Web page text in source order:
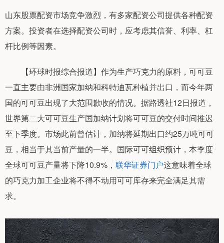
山东股票配资市场竞争激烈，有多家配资公司提供各种配资
方案。投资者在选择配资公司时，应考虑其信誉、利率、杠
杆比例等因素。
【环球时报综合报道】作为生产巧克力的原料，可可豆
一直主要由非洲国家加纳和科特迪瓦种植并出口，而今年两
国的可可豆出现了大范围歉收的情况。据路透社12日报道，
世界第二大可可豆生产国加纳计划将可可豆的交付时间推迟
至下季度。市场此前曾估计，加纳将延期出口约25万吨可可
豆，相当于其当前产量的一半。国际可可组织预计，本季度
全球可可豆产量将下降10.9%， 联华证券门户这意味着全球
的巧克力加工企业将不得不动用可可库存来完全满足其需
求。